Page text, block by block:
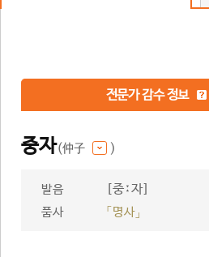
전문가 감수 정보
중자(仲子 )
발음 [중ː자]
품사 「명사」